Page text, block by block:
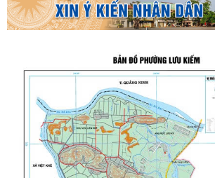
UBND PHƯỜNG LƯU KIẾM TỔ CHỨC PHIÊN
NĂM 2026
UBDN phường Lưu Kiếm thông báo Về việc
kiểm tra hồ sơ đăng ký, cấp Giấy...
UBND phường Lưu Kiếm thông báo Về việc
kiểm tra hồ sơ đăng ký, cấp Giấy...
ĐOÀN KIỂM TRA CỦA BAN THƯỜNG VỤ
CÔNG TÁC KHOA HỌC, CÔNG NGHỆ, ĐỔI MỚI